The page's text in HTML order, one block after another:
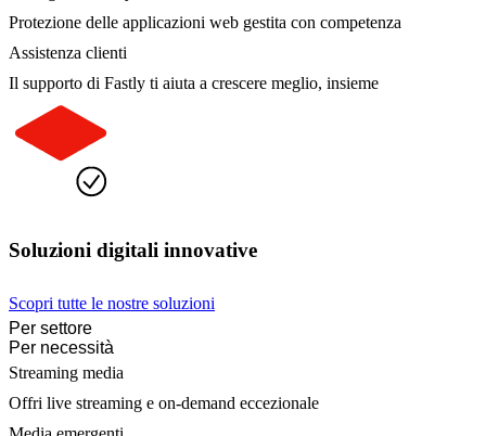
Protezione delle applicazioni web gestita con competenza
Assistenza clienti
Il supporto di Fastly ti aiuta a crescere meglio, insieme
Soluzioni digitali innovative
Scopri tutte le nostre soluzioni
Per settore
Per necessità
Streaming media
Offri live streaming e on-demand eccezionale